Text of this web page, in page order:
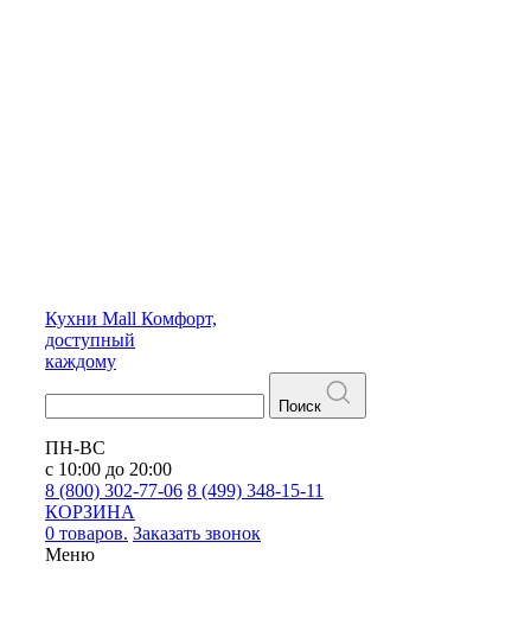
Кухни Mall Комфорт,
доступный
каждому
Поиск
ПН-ВС
с 10:00 до 20:00
8 (800) 302-77-06 8 (499) 348-15-11
КОРЗИНА
0 товаров. Заказать звонок
Меню